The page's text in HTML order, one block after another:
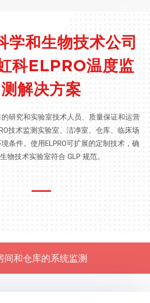
学和生物技术公司
科ELPRO温度监
测解决方案
研究和实验室技术人员、质量保证和运营
技术监测实验室、洁净室、仓库、临床场
条件。使用ELPRO可扩展的定制技术，确
物技术实验室符合 GLP 规范。
间和仓库的系统监测